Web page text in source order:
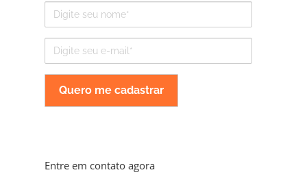
Nome
mail
Entre em contato agora